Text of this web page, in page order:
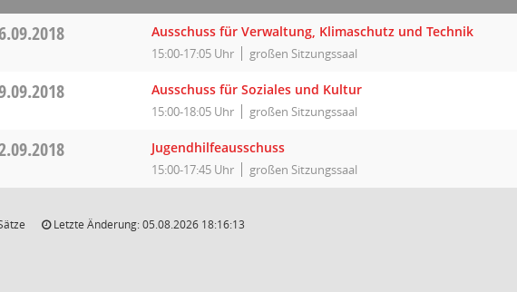
Ausschuss für Verwaltung, Klimaschutz und Technik
15:00-17:05 Uhr großen Sitzungssaal
Ausschuss für Soziales und Kultur
15:00-18:05 Uhr großen Sitzungssaal
Jugendhilfeausschuss
15:00-17:45 Uhr großen Sitzungssaal
Letzte Änderung: 05.08.2026 18:16:13